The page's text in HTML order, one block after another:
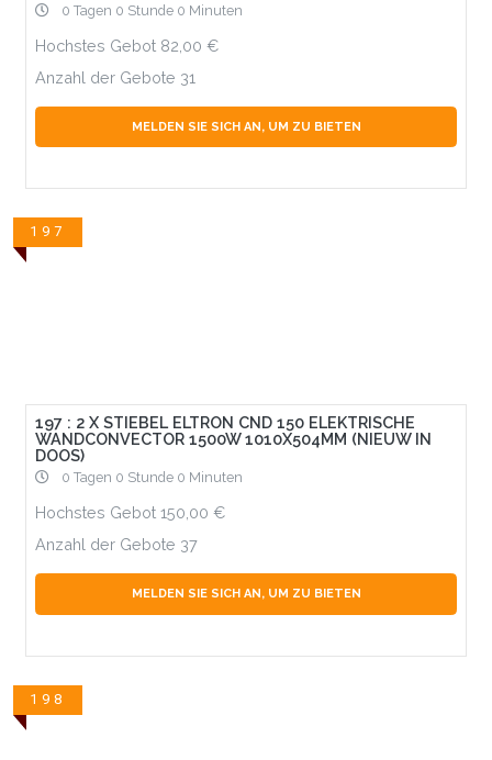
0 Tagen 0 Stunde 0 Minuten
Hochstes Gebot 82,00
Anzahl der Gebote 31
MELDEN SIE SICH AN, UM ZU BIETEN
197
197 : 2 X STIEBEL ELTRON CND 150 ELEKTRISCHE
WANDCONVECTOR 1500W 1010X504MM (NIEUW IN
DOOS)
0 Tagen 0 Stunde 0 Minuten
Hochstes Gebot 150,00
Anzahl der Gebote 37
MELDEN SIE SICH AN, UM ZU BIETEN
198